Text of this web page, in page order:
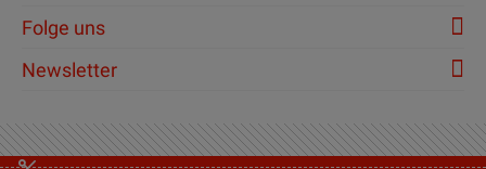
Folge uns
Newsletter